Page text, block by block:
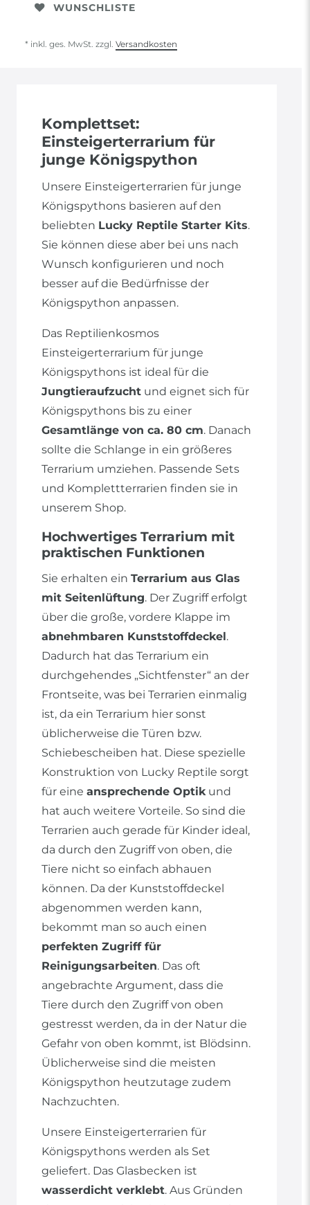
WUNSCHLISTE
* inkl. ges. MwSt. zzgl. Versandkosten
Komplettset:
Einsteigerterrarium für
junge Königspython
Unsere Einsteigerterrarien für junge
Königspythons basieren auf den
beliebten Lucky Reptile Starter Kits.
Sie können diese aber bei uns nach
Wunsch konfigurieren und noch
besser auf die Bedürfnisse der
Königspython anpassen.
Das Reptilienkosmos
Einsteigerterrarium für junge
Königspythons ist ideal für die
Jungtieraufzucht und eignet sich für
Königspythons bis zu einer
Gesamtlänge von ca. 80 cm. Danach
sollte die Schlange in ein größeres
Terrarium umziehen. Passende Sets
und Komplettterrarien finden sie in
unserem Shop.
Hochwertiges Terrarium mit
praktischen Funktionen
Sie erhalten ein Terrarium aus Glas
mit Seitenlüftung. Der Zugriff erfolgt
über die große, vordere Klappe im
abnehmbaren Kunststoffdeckel .
Dadurch hat das Terrarium ein
durchgehendes „Sichtfenster“ an der
Frontseite, was bei Terrarien einmalig
ist, da ein Terrarium hier sonst
üblicherweise die Türen bzw.
Schiebescheiben hat. Diese spezielle
Konstruktion von Lucky Reptile sorgt
für eine ansprechende Optikund
hat auch weitere Vorteile. So sind die
Terrarien auch gerade für Kinder ideal,
da durch den Zugriff von oben, die
Tiere nicht so einfach abhauen
können. Da der Kunststoffdeckel
abgenommen werden kann,
bekommt man so auch einen
perfekten Zugriff für
Reinigungsarbeiten. Das oft
angebrachte Argument, dass die
Tiere durch den Zugriff von oben
gestresst werden, da in der Natur die
Gefahr von oben kommt, ist Blödsinn.
Üblicherweise sind die meisten
Königspython heutzutage zudem
Nachzuchten.
Unsere Einsteigerterrarien für
Königspythons werden als Set
geliefert. Das Glasbecken ist
wasserdicht verklebt. Aus Gründen